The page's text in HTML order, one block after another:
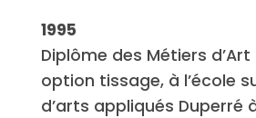
1995
Diplôme des Métiers
option tissage, à l’école
d’arts appliqués Duperré